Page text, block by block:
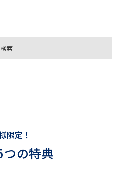
限定！
の特典